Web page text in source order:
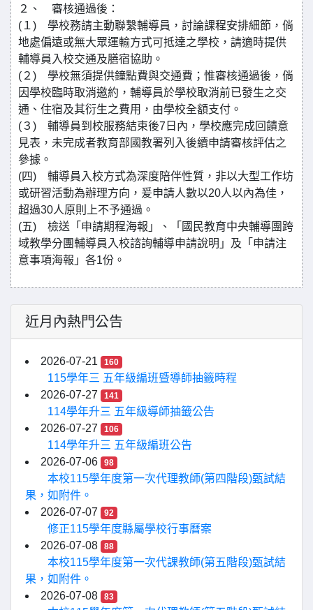
２、 審核通過後：
(１) 學校務請主動聯繫輔導員，討論課程安排細節，倘
地處偏遠或無大眾運輸方式可抵達之學校，請適時提供
輔導員入校交通及膳宿協助。
(２) 學校無須提供鐘點費與交通費；惟審核通過後，倘
因學校臨時取消邀約，輔導員於學校取消前已發生之交
通、住宿及其衍生之費用，由學校全額支付。
(３) 輔導員到校服務結束後7日內，學校應完成回饋意
見表，未完成者教育部國教署列入後續申請審核評估之
參據。
(四) 輔導員入校方式為深度陪伴性質，非以大型工作坊
或研習活動為辦理方向，爰申請人數以20人以內為佳，
超過30人原則上不予通過。
(五) 檢送「申請期程海報」、「國民教育中央輔導團跨
域教學分團輔導員入校諮詢輔導申請說明」及「申請注
意事項海報」各1份。
近月內熱門公告
2026-07-21 160
115學年三 五年級編班暨導師抽籤時程
2026-07-27
141
114學年升三 五年級導師抽籤公告
2026-07-27
106
114學年升三 五年級編班公告
2026-07-06
98
本校115學年度第一次代理教師(第四階段)甄試結
果，如附件。
2026-07-07
92
修正115學年度縣屬學校行事曆案
2026-07-08
88
本校115學年度第一次代課教師(第五階段)甄試結
果，如附件。
2026-07-08
83